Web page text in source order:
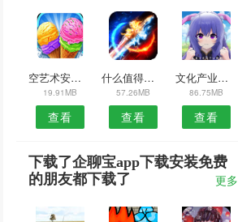
空艺术安卓版
19.91MB
查看
什么值得买HD
57.26MB
查看
文化产业平台APP
86.75MB
查看
下载了企聊宝app下载安装免费
的朋友都下载了
更多